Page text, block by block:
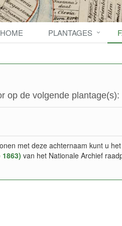
HOME PLANTAGES
op de volgende plantage(s):
met deze achternaam kunt u
van het Nationale Archief